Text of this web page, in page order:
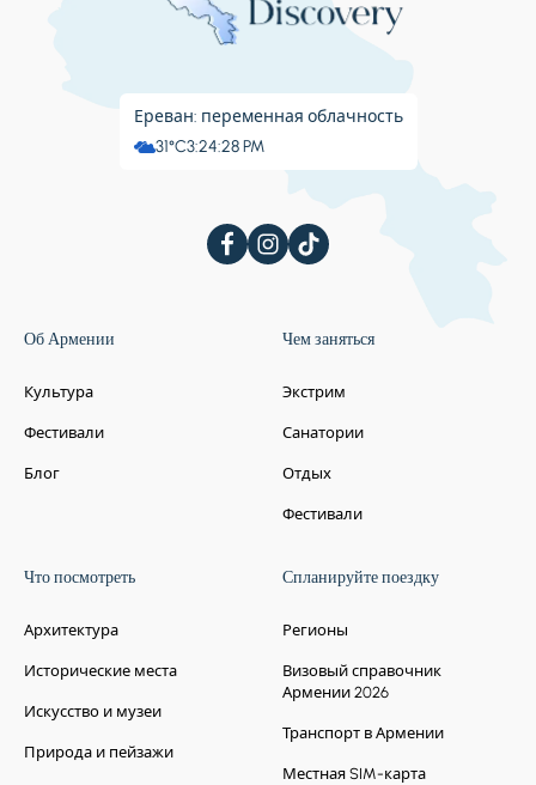
Ереван: переменная облачность
31°C3:24:29 PM
Об Армении
Культура
Фестивали
Блог
Чем заняться
Экстрим
Санатории
Отдых
Фестивали
Что посмотреть
Архитектура
Исторические места
Искусство и музеи
Природа и пейзажи
Спланируйте поездку
Регионы
Визовый справочник
Армении 2026
Транспорт в Армении
Местная SIM-карта